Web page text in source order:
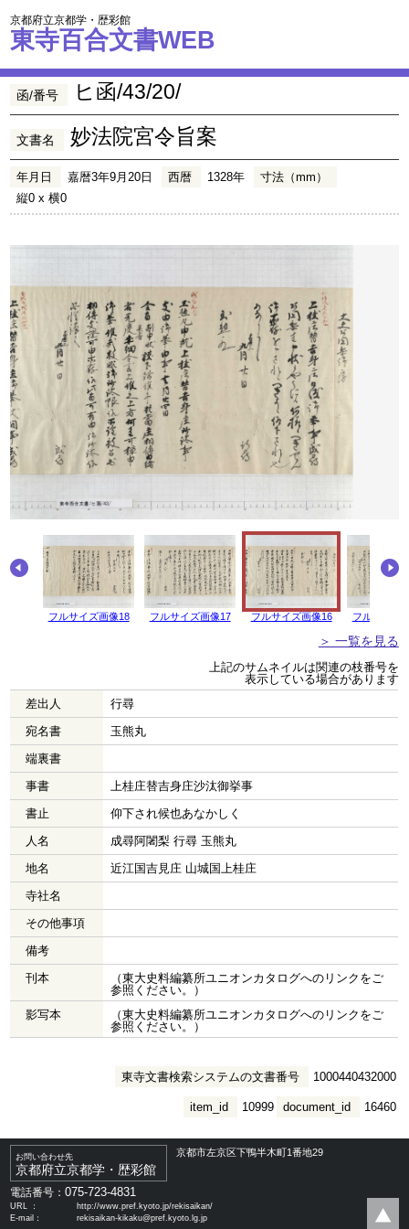
京都府立京都学・歴彩館
東寺百合文書WEB
函/番号 ヒ函/43/20/
文書名 妙法院宮令旨案
年月日 嘉暦3年9月20日 西暦 1328年
寸法（mm）
縦0 x 横0
フルサイズ画像18 フルサイズ画像17 フルサイズ画像16 フルサイズ
＞ 一覧を見る
上記のサムネイルは関連の枝番号を
表示している場合があります
差出人
行尋
宛名書
玉熊丸
端裏書
事書
上桂庄替吉身庄沙汰御挙事
書止
仰下され候也あなかしく
人名
成尋阿闍梨 行尋 玉熊丸
地名
近江国吉見庄 山城国上桂庄
寺社名
その他事項
備考
刊本
（東大史料編纂所ユニオンカタログへのリンクをご
参照ください。）
影写本
（東大史料編纂所ユニオンカタログへのリンクをご
参照ください。）
東寺文書検索システムの文書番号 1000440432000
document_id 16460
item_id 10999
お問い合わせ先
京都府立京都学・歴彩館
京都市左京区下鴨半木町1番地29
電話番号：075-723-4831
URL ：
http://www.pref.kyoto.jp/rekisaikan/
E-mail：
rekisaikan-kikaku@pref.kyoto.lg.jp